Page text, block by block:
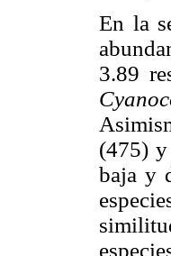
En la
3.89
(475)
baja y